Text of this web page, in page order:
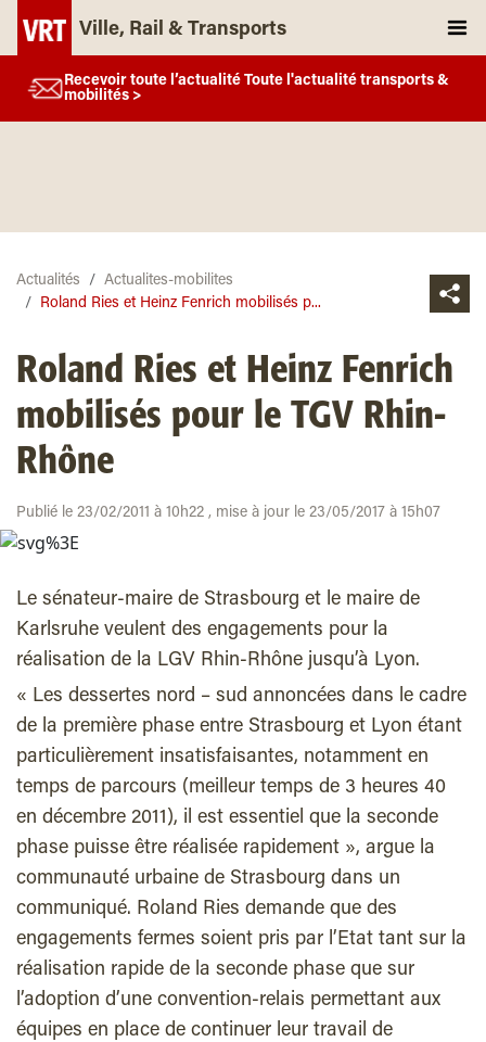
Ville, Rail & Transports
Recevoir toute l’actualité Toute l'actualité transports &
mobilités >
Actualités
Actualites-mobilites
Roland Ries et Heinz Fenrich mobilisés p...
Roland Ries et Heinz Fenrich
mobilisés pour le TGV Rhin-
Rhône
Publié le 23/02/2011 à 10h22 , mise à jour le 23/05/2017 à 15h07
Le sénateur-maire de Strasbourg et le maire de
Karlsruhe veulent des engagements pour la
réalisation de la LGV Rhin-Rhône jusqu’à Lyon.
« Les dessertes nord – sud annoncées dans le cadre
de la première phase entre Strasbourg et Lyon étant
particulièrement insatisfaisantes, notamment en
temps de parcours (meilleur temps de 3 heures 40
en décembre 2011), il est essentiel que la seconde
phase puisse être réalisée rapidement », argue la
communauté urbaine de Strasbourg dans un
communiqué. Roland Ries demande que des
engagements fermes soient pris par l’Etat tant sur la
réalisation rapide de la seconde phase que sur
l’adoption d’une convention-relais permettant aux
équipes en place de continuer leur travail de